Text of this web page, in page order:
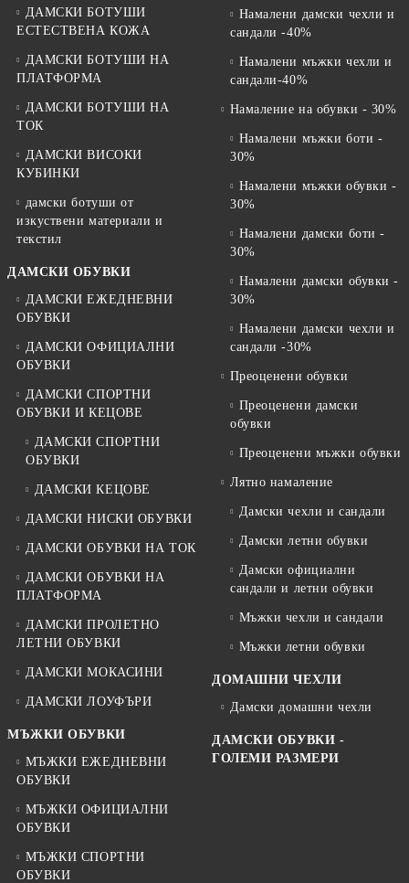
ДАМСКИ БОТУШИ
ЕСТЕСТВЕНА КОЖА
ДАМСКИ БОТУШИ НА
ПЛАТФОРМА
ДАМСКИ БОТУШИ НА
ТОК
ДАМСКИ ВИСОКИ
КУБИНКИ
дамски ботуши от
изкуствени материали и
текстил
ДАМСКИ ОБУВКИ
ДАМСКИ ЕЖЕДНЕВНИ
ОБУВКИ
ДАМСКИ ОФИЦИАЛНИ
ОБУВКИ
ДАМСКИ СПОРТНИ
ОБУВКИ И КЕЦОВЕ
ДАМСКИ СПОРТНИ
ОБУВКИ
ДАМСКИ КЕЦОВЕ
ДАМСКИ НИСКИ ОБУВКИ
ДАМСКИ ОБУВКИ НА ТОК
ДАМСКИ ОБУВКИ НА
ПЛАТФОРМА
ДАМСКИ ПРОЛЕТНО
ЛЕТНИ ОБУВКИ
ДАМСКИ МОКАСИНИ
ДАМСКИ ЛОУФЪРИ
МЪЖКИ ОБУВКИ
МЪЖКИ ЕЖЕДНЕВНИ
ОБУВКИ
МЪЖКИ ОФИЦИАЛНИ
ОБУВКИ
МЪЖКИ СПОРТНИ
ОБУВКИ
Намалени дамски чехли и
сандали -40%
Намалени мъжки чехли и
сандали-40%
Намаление на обувки - 30%
Намалени мъжки боти -
30%
Намалени мъжки обувки -
30%
Намалени дамски боти -
30%
Намалени дамски обувки -
30%
Намалени дамски чехли и
сандали -30%
Преоценени обувки
Преоценени дамски
обувки
Преоценени мъжки обувки
Лятно намаление
Дамски чехли и сандали
Дамски летни обувки
Дамски официални
сандали и летни обувки
Мъжки чехли и сандали
Мъжки летни обувки
ДОМАШНИ ЧЕХЛИ
Дамски домашни чехли
ДАМСКИ ОБУВКИ -
ГОЛЕМИ РАЗМЕРИ